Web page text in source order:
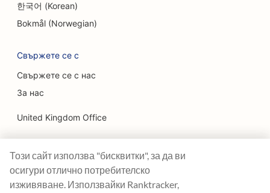
SEO за стаи за бягство
SEO за ресторанти Farm-to-Table
SEO за финансови плановици
SEO за ресторанти с изискана кухня
SEO за ресторанти за бързо хранене
한국어 (Korean)
Bokmål (Norwegian)
Свържете се с
Свържете се с нас
За нас
United Kingdom Office
Ranktracker Ltd
144A Clerkenwell Rd
London, EC1R 5DF
Company No: 08820809
Този сайт използва "бисквитки", за да ви
осигури отлично потребителско
изживяване. Използвайки Ranktracker,